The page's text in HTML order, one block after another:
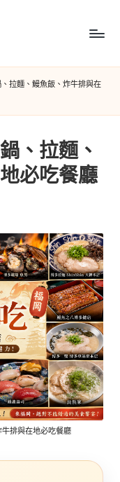
拉麵、鰻魚飯、炸牛排與在
、拉麵、
必吃餐廳
排與在地必吃餐廳